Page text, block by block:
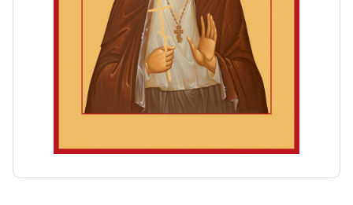
Ювелирные изделия